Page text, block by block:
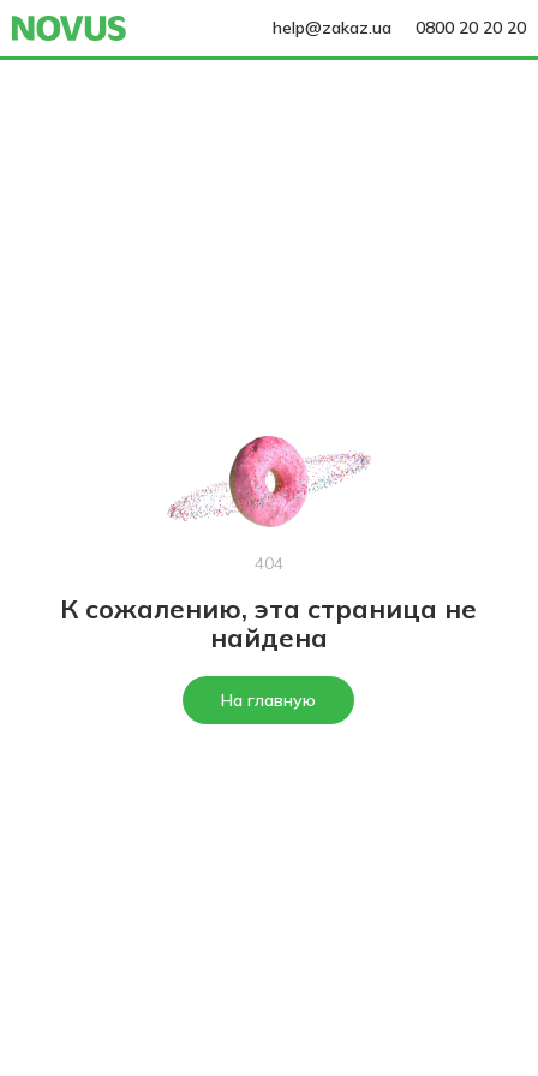
help@zakaz.ua 0800 20 20 20
404
К сожалению, эта страница не
найдена
На главную